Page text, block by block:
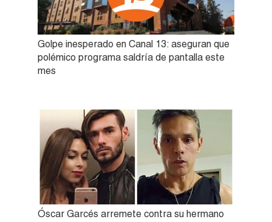
Golpe inesperado en Canal 13: aseguran que
polémico programa saldría de pantalla este
mes
Óscar Garcés arremete contra su hermano